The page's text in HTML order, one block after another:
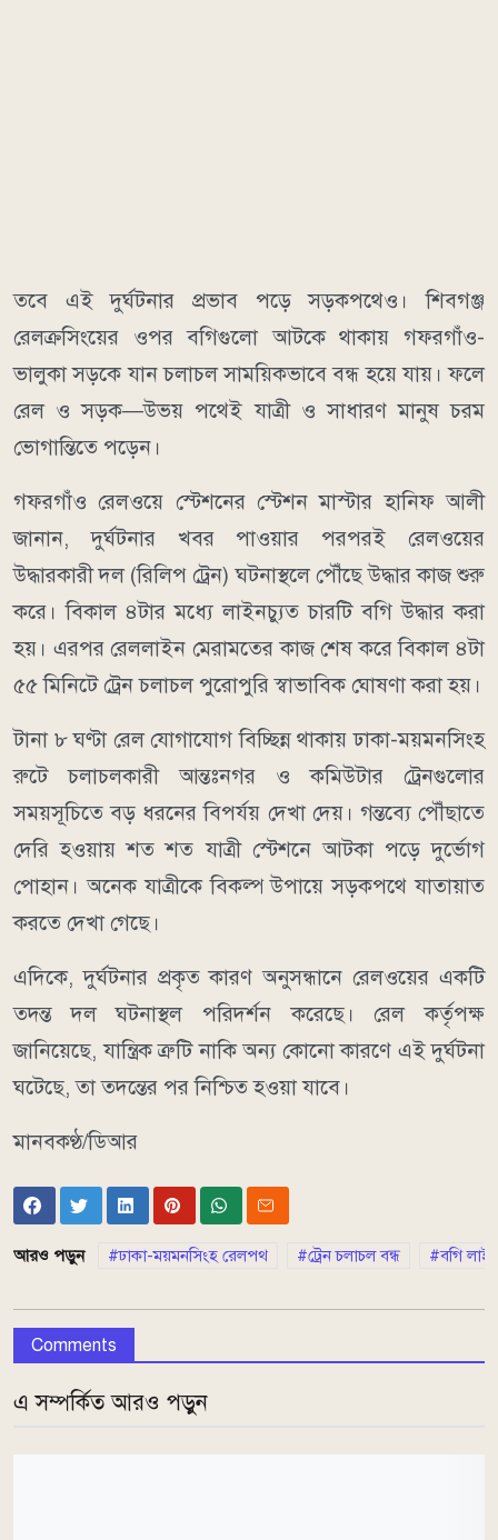
তবে এই দুর্ঘটনার প্রভাব পড়ে সড়কপথেও। শিবগঞ্জ
রেলক্রসিংয়ের ওপর বগিগুলো আটকে থাকায় গফরগাঁও-
ভালুকা সড়কে যান চলাচল সাময়িকভাবে বন্ধ হয়ে যায়। ফলে
রেল ও সড়ক—উভয় পথেই যাত্রী ও সাধারণ মানুষ চরম
ভোগান্তিতে পড়েন।
গফরগাঁও রেলওয়ে স্টেশনের স্টেশন মাস্টার হানিফ আলী
জানান, দুর্ঘটনার খবর পাওয়ার পরপরই রেলওয়ের
উদ্ধারকারী দল (রিলিপ ট্রেন) ঘটনাস্থলে পৌঁছে উদ্ধার কাজ শুরু
করে। বিকাল ৪টার মধ্যে লাইনচ্যুত চারটি বগি উদ্ধার করা
হয়। এরপর রেললাইন মেরামতের কাজ শেষ করে বিকাল ৪টা
৫৫ মিনিটে ট্রেন চলাচল পুরোপুরি স্বাভাবিক ঘোষণা করা হয়।
টানা ৮ ঘণ্টা রেল যোগাযোগ বিচ্ছিন্ন থাকায় ঢাকা-ময়মনসিংহ
রুটে চলাচলকারী আন্তঃনগর ও কমিউটার ট্রেনগুলোর
সময়সূচিতে বড় ধরনের বিপর্যয় দেখা দেয়। গন্তব্যে পৌঁছাতে
দেরি হওয়ায় শত শত যাত্রী স্টেশনে আটকা পড়ে দুর্ভোগ
পোহান। অনেক যাত্রীকে বিকল্প উপায়ে সড়কপথে যাতায়াত
করতে দেখা গেছে।
এদিকে, দুর্ঘটনার প্রকৃত কারণ অনুসন্ধানে রেলওয়ের একটি
তদন্ত দল ঘটনাস্থল পরিদর্শন করেছে। রেল কর্তৃপক্ষ
জানিয়েছে, যান্ত্রিক ত্রুটি নাকি অন্য কোনো কারণে এই দুর্ঘটনা
ঘটেছে, তা তদন্তের পর নিশ্চিত হওয়া যাবে।
মানবকণ্ঠ/ডিআর
আরও পড়ুন ঢাকা-ময়মনসিংহ রেলপথ ট্রেন চলাচল বন্ধ বগি
Comments
এ সম্পর্কিত আরও পড়ুন